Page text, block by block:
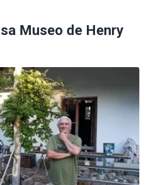
Museo de Henry